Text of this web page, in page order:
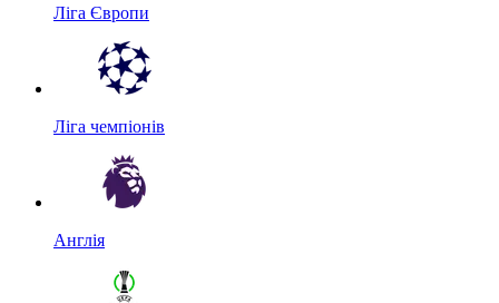
Ліга Європи
Ліга чемпіонів
Англія